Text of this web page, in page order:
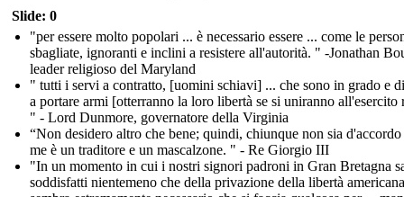
Slide: 0
"per essere molto popolari ... è necessario essere ... come le
sbagliate, ignoranti e inclini a resistere all'autorità. " -Jonathan
leader religioso del Maryland
" tutti i servi a contratto, [uomini schiavi] ... che sono in grado e
a portare armi [otterranno la loro libertà se si uniranno all'esercito
" - Lord Dunmore, governatore della Virginia
“Non desidero altro che bene; quindi, chiunque non sia
me è un traditore e un mascalzone. " - Re Giorgio III
"In un momento in cui i nostri signori padroni in Gran Bretagna
soddisfatti nientemeno che della privazione della libertà